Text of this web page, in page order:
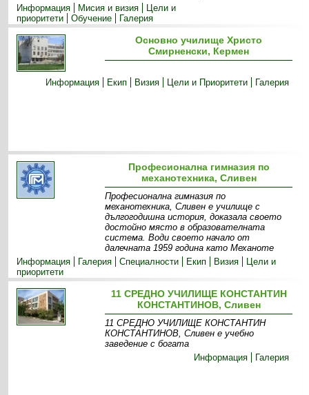
Информация
Мисия и визия
Цели и
приоритети
Обучение Галерия
Основно училище Христо
Смирненски, Кермен
Информация Екип Визия Цели и Приоритети Галерия
Професионална гимназия по
механотехника, Сливен
Професионална гимназия по
механотехника, Сливен е училище с
дългогодишна история, доказала своето
достойно място в образователната
система. Води своето начало от
далечната 1959 година като Механоте
Информация
Галерия Специалности Екип Визия
Цели и
приоритети
11 СРЕДНО УЧИЛИЩЕ КОНСТАНТИН
КОНСТАНТИНОВ, Сливен
11 СРЕДНО УЧИЛИЩЕ КОНСТАНТИН
КОНСТАНТИНОВ, Сливен е учебно
заведение с богата
Информация
Галерия